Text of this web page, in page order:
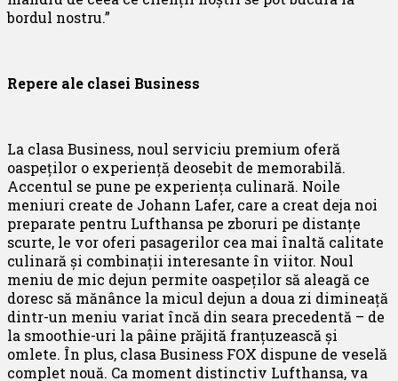
bordul nostru.”
Repere ale clasei Business
La clasa Business, noul serviciu premium oferă
oaspeților o experiență deosebit de memorabilă.
Accentul se pune pe experiența culinară. Noile
meniuri create de Johann Lafer, care a creat deja noi
preparate pentru Lufthansa pe zboruri pe distanțe
scurte, le vor oferi pasagerilor cea mai înaltă calitate
culinară și combinații interesante în viitor. Noul
meniu de mic dejun permite oaspeților să aleagă ce
doresc să mănânce la micul dejun a doua zi dimineață
dintr-un meniu variat încă din seara precedentă – de
la smoothie-uri la pâine prăjită franțuzească și
omlete. În plus, clasa Business FOX dispune de veselă
complet nouă. Ca moment distinctiv Lufthansa, va